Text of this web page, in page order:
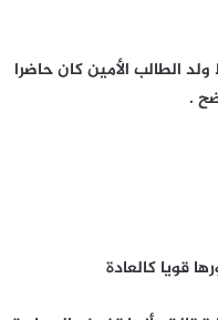
الطالب الأمين كان حاضرا
.
قويا كالعادة